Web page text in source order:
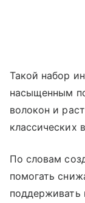
Такой набор
насыщенным
волокон и
классических
По словам
помогать
поддерживать